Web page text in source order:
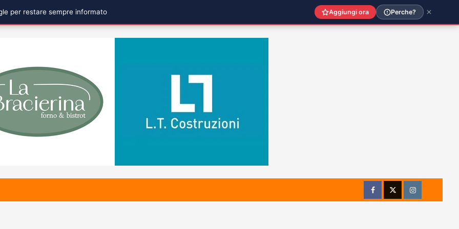
FacebookTwitterInstagram
per restare sempre informato Aggiungi ora Perche?